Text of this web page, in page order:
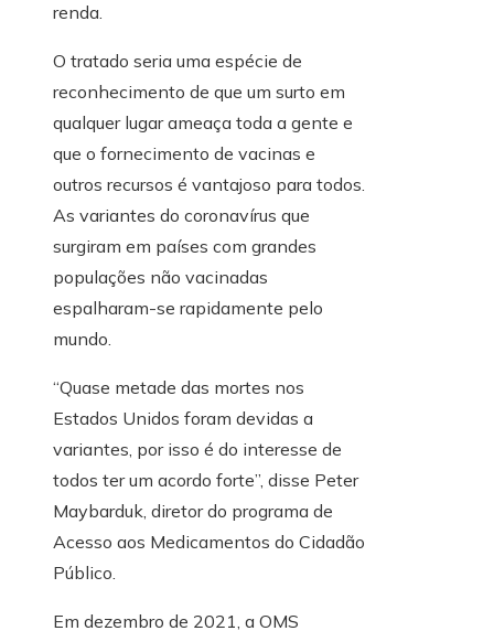
renda.
O tratado seria uma espécie de
reconhecimento de que um surto em
qualquer lugar ameaça toda a gente e
que o fornecimento de vacinas e
outros recursos é vantajoso para todos.
As variantes do coronavírus que
surgiram em países com grandes
populações não vacinadas
espalharam-se rapidamente pelo
mundo.
“Quase metade das mortes nos
Estados Unidos foram devidas a
variantes, por isso é do interesse de
todos ter um acordo forte”, disse Peter
Maybarduk, diretor do programa de
Acesso aos Medicamentos do Cidadão
Público.
Em dezembro de 2021, a OMS